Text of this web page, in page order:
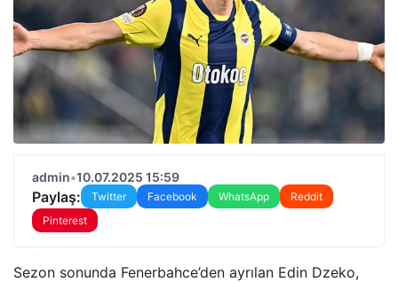
admin•10.07.2025 15:59
Paylaş: Twitter Facebook WhatsApp
Reddit
Pinterest
Sezon sonunda Fenerbahce’den ayrılan Edin Dzeko,